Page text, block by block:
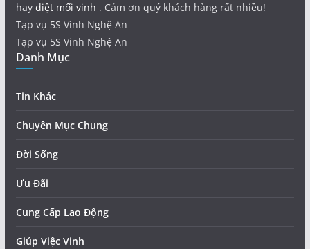
hay diệt mối vinh . Cảm ơn quý khách hàng rất nhiều!
Tạp vụ 5S Vinh Nghệ An
Tạp vụ 5S Vinh Nghệ An
Danh Mục
Tin Khác
Chuyên Mục Chung
Đời Sống
Ưu Đãi
Cung Cấp Lao Động
Giúp Việc Vinh